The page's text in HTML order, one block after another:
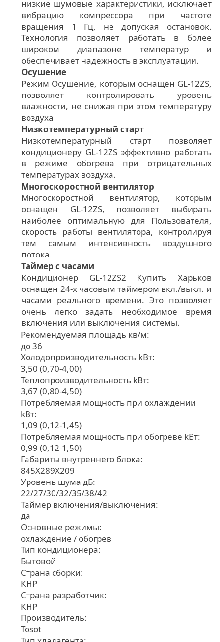
низкие шумовые характеристики, исключает
вибрацию компрессора при частоте
вращения 1 Гц, не допуская остановок.
Технология позволяет работать в более
широком диапазоне температур и
обеспечивает надежность в эксплуатации.
Осушение
Режим Осушение, которым оснащен GL-12ZS,
позволяет контролировать уровень
влажности, не снижая при этом температуру
воздуха
Низкотемпературный старт
Низкотемпературный старт позволяет
кондиционеру GL-12ZS эффективно работать
в режиме обогрева при отрицательных
температурах воздуха.
Многоскоростной вентилятор
Многоскоростной вентилятор, которым
оснащен GL-12ZS, позволяет выбирать
наиболее оптимальную для Пользователя,
скорость работы вентилятора, контролируя
тем самым интенсивность воздушного
потока.
Таймер с часами
Кондиционер GL-12ZS2 Купить Харьков
оснащен 24-х часовым таймером вкл./выкл. и
часами реального времени. Это позволяет
очень легко задать необходимое время
включения или выключения системы.
Рекомендуемая площадь кв/м:
до 36
Холодопроизводительность kВт:
3,50 (0,70-4,00)
Теплопроизводительность kВт:
3,67 (0,80-4,50)
Потребляемая мощность при охлаждении
kВт:
1,09 (0,12-1,45)
Потребляемая мощность при обогреве kВт:
0,99 (0,12-1,50)
Габариты внутреннего блока:
845X289X209
Уровень шума дБ:
22/27/30/32/35/38/42
Таймер включения/выключения:
да
Основные режимы:
охлаждение / обогрев
Тип кондиционера:
Бытовой
Страна сборки:
КНР
Страна разработчик:
КНР
Производитель:
Tosot